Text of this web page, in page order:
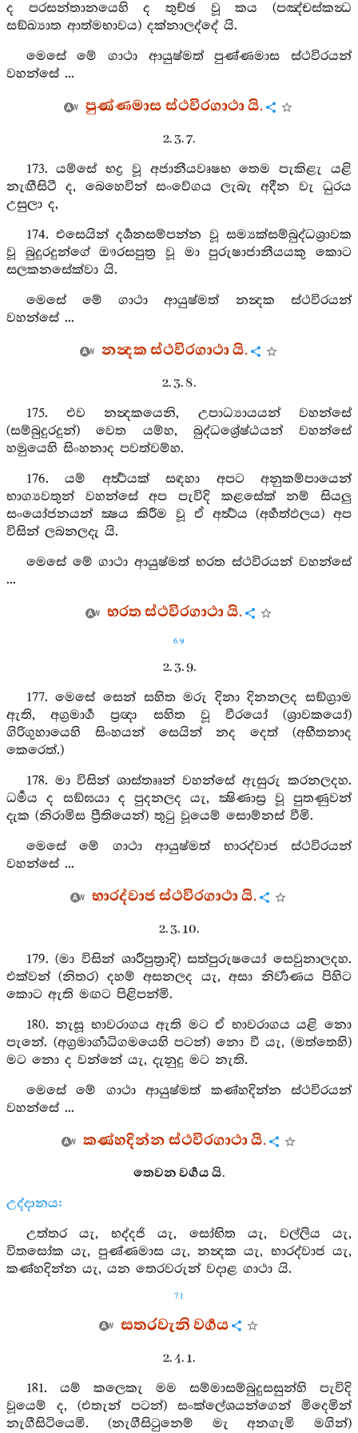
ද පරසන්තානයෙහි ද තුච්ඡ වූ කය (පඤ්චස්කන්‍ධ
සඞ්ඛ්‍යාත ආත්මභාවය) දක්නාලද්දේ යි.
මෙසේ මේ ගාථා ආයුෂ්මත් පුණ්ණමාස ස්ථවිරයන්
වහන්සේ ...
පුණ්ණමාස ස්ථවිරගාථා යි.
2. 3. 7.
173. යම්සේ භද්‍ර වූ අජානීයවෘෂභ තෙම පැකිළැ යළි
නැඟීසිටී ද, බෙහෙවින් සංවේගය ලැබැ අදීන වැ ධුරය
උසුලා ද,
174. එසෙයින් දර්‍ශනසම්පන්න වූ සම්‍යක්සම්බුද්ධශ්‍රාවක
වූ බුදුරදුන්ගේ ඖරසපුත්‍ර වූ මා පුරුෂාජානීයයකු කොට
සලකනසේක්වා යි.
මෙසේ මේ ගාථා ආයුෂ්මත් නන්‍දක ස්ථවිරයන්
වහන්සේ ...
නන්‍දක ස්ථවිරගාථා යි.
2. 3. 8.
175. එව නන්‍දකයෙනි, උපාධ්‍යායයන් වහන්සේ
(සම්බුදුරදුන්) වෙත යම්හ, බුද්ධශ්‍රේෂ්ඨයන් වහන්සේ
හමුයෙහි සිංහනාද පවත්වම්හ.
176. යම් අර්‍ත්‍ථයක් සඳහා අපට අනුකම්පායෙන්
භාග්‍යවතුන් වහන්සේ අප පැවිදි කළසේක් නම් සියලු
සංයෝජනයන් ක්‍ෂය කිරීම වූ ඒ අර්‍ත්‍ථය (අර්‍හත්ඵලය) අප
විසින් ලබනලදැ යි.
මෙසේ මේ ගාථා ආයුෂ්මත් භරත ස්ථවිරයන් වහන්සේ
...
භරත ස්ථවිරගාථා යි.
69
2. 3. 9.
177. මෙසේ සෙන් සහිත මරු දිනා දිනනලද සඞ්ග්‍රාම
ඇති, අග්‍රමාර්‍ග ප්‍රඥා සහිත වූ වීරයෝ (ශ්‍රාවකයෝ)
ගිරිගුහායෙහි සිංහයන් සෙයින් නද දෙත් (අභීතනාද
කෙරෙත්.)
178. මා විසින් ශාස්තෲන් වහන්සේ ඇසුරු කරනලදහ.
ධර්‍මය ද සඞ්ඝයා ද පුදනලද යැ, ක්‍ෂිණාස්‍ර වූ පුතණුවන්
දැක (නිරාමිස ප්‍රීතියෙන්) තුටු වූයෙම් සොම්නස් වීමි.
මෙසේ මේ ගාථා ආයුෂ්මත් භාරද්වාජ ස්ථවිරයන්
වහන්සේ ...
භාරද්වාජ ස්ථවිරගාථා යි.
2. 3. 10.
179. (මා විසින් ශාරීපුත්‍රාදි) සත්පුරුෂයෝ සෙවුනාලදහ.
එක්වන් (නිතර) දහම් අසනලද යැ, අසා නිර්‍වාණය පිහිට
කොට ඇති මඟට පිළිපන්මි.
180. නැසූ භාවරාගය ඇති මට ඒ භාවරාගය යළි නො
පැනේ. (අග්‍රමාර්‍ගාධිගමයෙහි පටන්) නො වී යැ, (මත්තෙහි)
මට නො ද වන්නේ යැ, දැනුදු මට නැති.
මෙසේ මේ ගාථා ආයුෂ්මත් කණ්හදින්න ස්ථවිරයන්
වහන්සේ ...
කණ්හදින්න ස්ථවිරගාථා යි.
තෙවන වර්‍ගය යි.
උද්දානය:
උත්තර යැ, භද්දජි යැ, සෝභිත යැ, වල්ලිය යැ,
විතසෝක යැ, පුණ්ණමාස යැ, නන්‍දක යැ, භාරද්වාජ යැ,
කණ්හදින්න යැ, යන තෙරවරුන් වදාළ ගාථා යි.
71
සතරවැනි වර්‍ගය
2. 4. 1.
181. යම් කලෙකැ මම සම්මාසම්බුදුසසුන්හි පැවිදි
වූයෙම් ද, (එතැන් පටන්) සංක්ලේශයන්ගෙන් මිදෙමින්
නැගීසිටියෙමි. (නැගීසිටුනෙම් මැ අනගැමි මගින්)